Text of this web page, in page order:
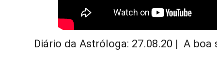
Diário da Astróloga: 27.08.20 |  A